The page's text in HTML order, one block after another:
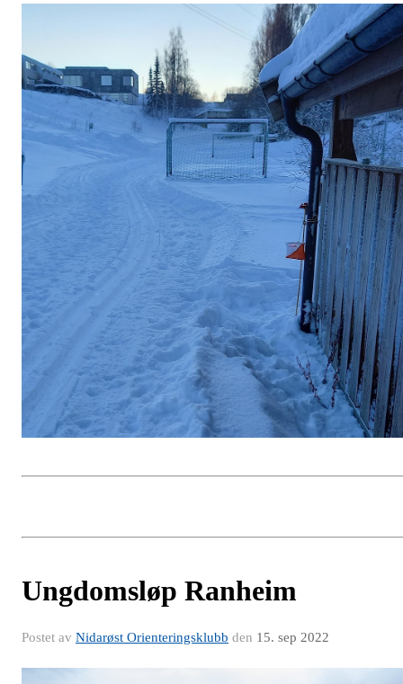
Ungdomsløp Ranheim
Postet av Nidarøst Orienteringsklubb den 15. sep 2022